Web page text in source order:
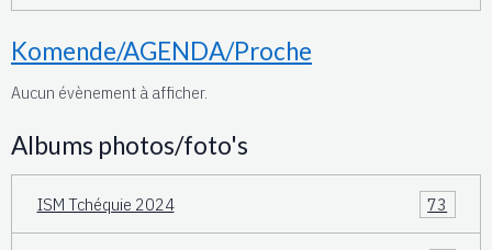
Komende/AGENDA/Proche
Aucun évènement à afficher.
Albums photos/foto's
ISM Tchéquie 2024 73